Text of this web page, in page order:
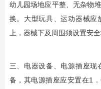
幼儿园场地应平整、无杂物
换。大型玩具、运动器械应
上，器械下及周围须设置安全
三、电器设备、电源插座现
备，其电源插座应安置在1